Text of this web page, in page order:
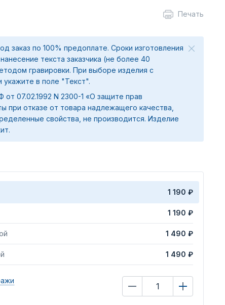
Печать
заказ по 100% предоплате. Сроки изготовления
текста заказчика (не более 40
гравировки. При выборе изделия с
укажите в поле "Текст".
от 07.02.1992 N 2300-1 «О защите прав
при отказе от товара надлежащего качества,
свойства, не производится. Изделие
1 190 ₽
1 190 ₽
1 490 ₽
1 490 ₽